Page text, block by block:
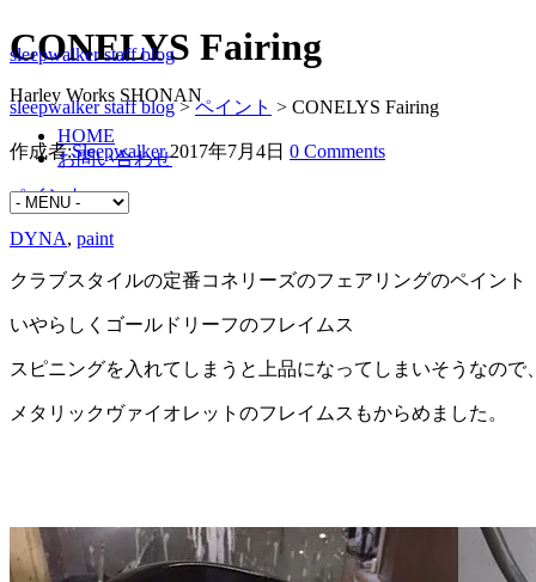
sleepwalker staff blog
Harley Works SHONAN
HOME
お問い合わせ
CONELYS Fairing
sleepwalker staff blog>ペイント > CONELYS Fairing
作成者:Sleepwalker 2017年7月4日 0 Comments
ペイント
DYNA, paint
クラブスタイルの定番コネリーズのフェアリングのペイント
いやらしくゴールドリーフのフレイムス
スピニングを入れてしまうと上品になってしまいそうなの
メタリックヴァイオレットのフレイムスもからめました。